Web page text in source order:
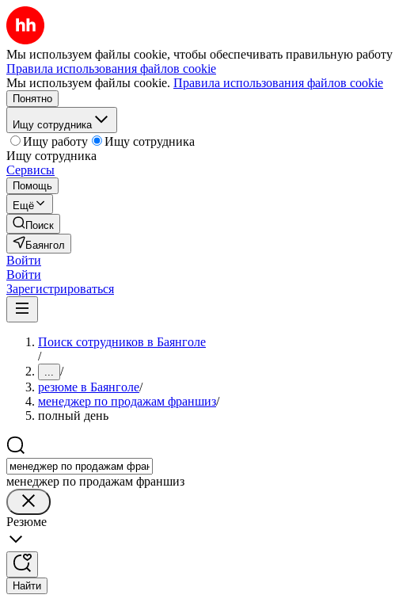
Мы используем файлы cookie, чтобы обеспечивать правильную работу
Правила использования файлов cookie
Мы используем файлы cookie. Правила использования файлов cookie
Понятно
Ищу сотрудника
Ищу работу
Ищу сотрудника
Ищу сотрудника
Сервисы
Помощь
Ещё
Поиск
Баянгол
Войти
Войти
Зарегистрироваться
Поиск сотрудников в Баянголе
/
... /
резюме в Баянголе/
менеджер по продажам франшиз/
полный день
менеджер по продажам франшиз
Резюме
Найти